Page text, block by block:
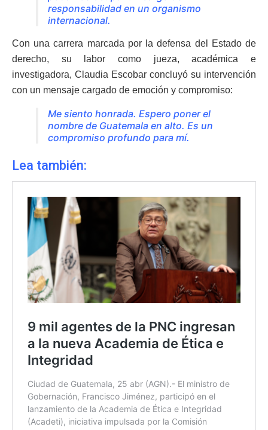
responsabilidad en un organismo
internacional.
Con una carrera marcada por la defensa del Estado de
derecho, su labor como jueza, académica e
investigadora, Claudia Escobar concluyó su intervención
con un mensaje cargado de emoción y compromiso:
Me siento honrada. Espero poner el
nombre de Guatemala en alto. Es un
compromiso profundo para mí.
Lea también: